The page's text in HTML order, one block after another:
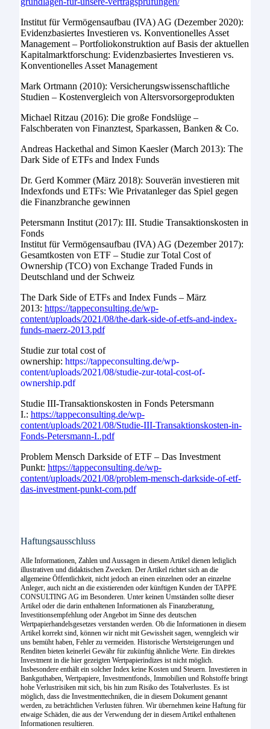
Institut für Vermögensaufbau (IVA) AG (Dezember 2020):
Evidenzbasiertes Investieren vs. Konventionelles Asset
Management – Portfoliokonstruktion auf Basis der aktuellen
Kapitalmarktforschung: Evidenzbasiertes Investieren vs.
Konventionelles Asset Management
Mark Ortmann (2010): Versicherungswissenschaftliche
Studien – Kostenvergleich von Altersvorsorgeprodukten
Michael Ritzau (2016): Die große Fondslüge –
Falschberaten von Finanztest, Sparkassen, Banken & Co.
Andreas Hackethal and Simon Kaesler (March 2013): The
Dark Side of ETFs and Index Funds
Dr. Gerd Kommer (März 2018): Souverän investieren mit
Indexfonds und ETFs: Wie Privatanleger das Spiel gegen
die Finanzbranche gewinnen
Petersmann Institut (2017): III. Studie Transaktionskosten in
Fonds
Institut für Vermögensaufbau (IVA) AG (Dezember 2017):
Gesamtkosten von ETF – Studie zur Total Cost of
Ownership (TCO) von Exchange Traded Funds in
Deutschland und der Schweiz
The Dark Side of ETFs and Index Funds – März
2013: https://tappeconsulting.de/wp-
content/uploads/2021/08/the-dark-side-of-etfs-and-index-
funds-maerz-2013.pdf
Studie zur total cost of
ownership: https://tappeconsulting.de/wp-
content/uploads/2021/08/studie-zur-total-cost-of-
ownership.pdf
Studie III-Transaktionskosten in Fonds Petersmann
I.: https://tappeconsulting.de/wp-
content/uploads/2021/08/Studie-III-Transaktionskosten-in-
Fonds-Petersmann-I..pdf
Problem Mensch Darkside of ETF – Das Investment
Punkt: https://tappeconsulting.de/wp-
content/uploads/2021/08/problem-mensch-darkside-of-etf-
das-investment-punkt-com.pdf
Haftungsausschluss
Alle Informationen, Zahlen und Aussagen in diesem Artikel dienen lediglich
illustrativen und didaktischen Zwecken. Der Artikel richtet sich an die
allgemeine Öffentlichkeit, nicht jedoch an einen einzelnen oder an einzelne
Anleger, auch nicht an die existierenden oder künftigen Kunden der TAPPE
CONSULTING AG im Besonderen. Unter keinen Umständen sollte dieser
Artikel oder die darin enthaltenen Informationen als Finanzberatung,
Investitionsempfehlung oder Angebot im Sinne des deutschen
Wertpapierhandelsgesetzes verstanden werden. Ob die Informationen in diesem
Artikel korrekt sind, können wir nicht mit Gewissheit sagen, wenngleich wir
uns bemüht haben, Fehler zu vermeiden. Historische Wertsteigerungen und
Renditen bieten keinerlei Gewähr für zukünftig ähnliche Werte. Ein direktes
Investment in die hier gezeigten Wertpapierindizes ist nicht möglich.
Insbesondere enthält ein solcher Index keine Kosten und Steuern. Investieren in
Bankguthaben, Wertpapiere, Investmentfonds, Immobilien und Rohstoffe bringt
hohe Verlustrisiken mit sich, bis hin zum Risiko des Totalverlustes. Es ist
möglich, dass die Investmenttechniken, die in diesem Dokument genannt
werden, zu beträchtlichen Verlusten führen. Wir übernehmen keine Haftung für
etwaige Schäden, die aus der Verwendung der in diesem Artikel enthaltenen
Informationen resultieren.